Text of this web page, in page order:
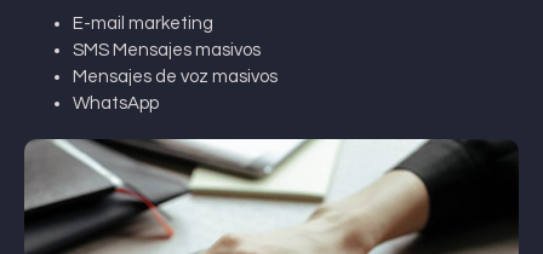
E-mail marketing
SMS Mensajes masivos
Mensajes de voz masivos
WhatsApp